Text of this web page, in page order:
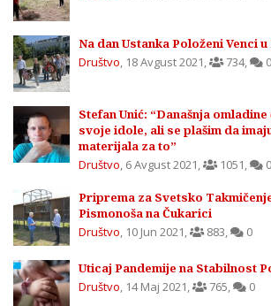
Na dan Ustanka Položeni Venci
Društvo, 18 Avgust 2021, 734, 0
Stefan Unić: “Današnja
svoje idole, ali se plašim da
materijala za to”
Društvo, 6 Avgust 2021, 1051, 0
Priprema za Svetsko
Pismonoša na Čukarici
Društvo, 10 Jun 2021, 883, 0
Uticaj Pandemije na Stabilnost
Društvo, 14 Maj 2021, 765, 0